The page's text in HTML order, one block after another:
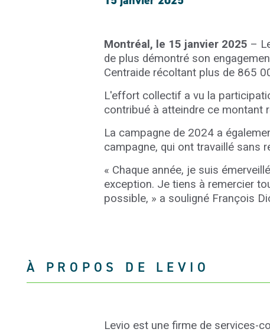
Montréal, le 15 janvier 2025 –
de plus démontré son
Centraide récoltant plus de 865
L'effort collectif a vu la
contribué à atteindre ce montant
La campagne de 2024 a
campagne, qui ont travaillé sans
« Chaque année, je suis
exception. Je tiens à remercier
possible, » a souligné François
À PROPOS DE LEVIO
Levio est une firme de services-